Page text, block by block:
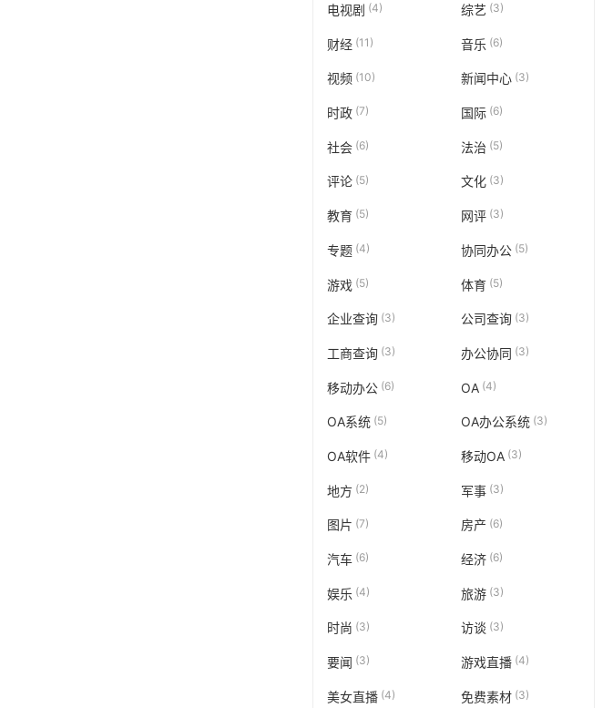
电视剧 (4) 综艺 (3)
财经 (11) 音乐 (6)
视频 (10) 新闻中心 (3)
时政 (7) 国际(6)
社会 (6) 法治 (5)
评论 (5) 文化 (3)
教育 (5) 网评(3)
专题 (4) 协同办公(5)
游戏 (5) 体育(5)
企业查询 (3) 公司查询(3)
工商查询 (3) 办公协同 (3)
移动办公 (6) OA (4)
OA系统 (5) OA办公系统(3)
OA软件 (4) 移动OA (3)
地方 (2) 军事 (3)
图片 (7) 房产 (6)
汽车 (6) 经济(6)
娱乐 (4) 旅游(3)
时尚 (3) 访谈 (3)
要闻 (3) 游戏直播(4)
美女直播 (4) 免费素材(3)